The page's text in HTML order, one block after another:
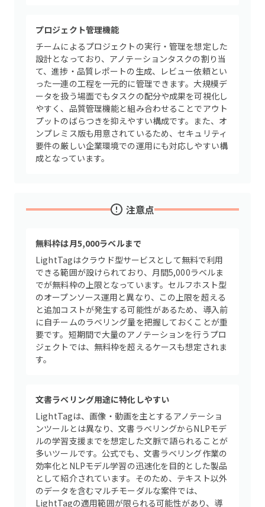
プロジェクト管理機能
チームによるプロジェクトの実行・管理を想定した
設計となっており、アノテーションタスクの割り当
て、進捗・品質レポートの生成、レビュー依頼とい
った一連の工程を一元的に管理できます。大規模デ
ータを扱う場面でもタスクの配分や成果を可視化し
やすく、品質管理機能と組み合わせることでアウト
プットのばらつきを抑えやすい構成です。また、オ
ンプレミス版も用意されているため、セキュリティ
要件の厳しい企業環境での運用にも対応しやすい構
成となっています。
注意点
無料枠は月5,000ラベルまで
LightTagはクラウド型サービスとして無料で利用
できる範囲が設けられており、月間5,000ラベルま
でが無料枠の上限となっています。セルフホスト型
のオープンソース運用と異なり、この上限を超える
と追加コストが発生する可能性があるため、導入前
に自チームのラベリング量を把握しておくことが重
要です。短期間で大量のアノテーションを行うプロ
ジェクトでは、無料枠を超えるケースも想定されま
す。
文書ラベリング用途に特化しやすい
LightTagは、画像・動画を主とするアノテーショ
ンツールとは異なり、文書ラベリングからNLPモデ
ルの学習支援までを想定した文脈で語られることが
多いツールです。公式でも、文書ラベリング作業の
効率化とNLPモデル学習の迅速化を目的とした製品
として紹介されています。そのため、テキスト以外
のデータを含むマルチモーダルな案件では、
LightTagの適用範囲が限られる可能性があり、導